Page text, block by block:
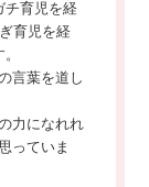
チ育児を経
育児を経
言葉を道し
力になれれ
っていま